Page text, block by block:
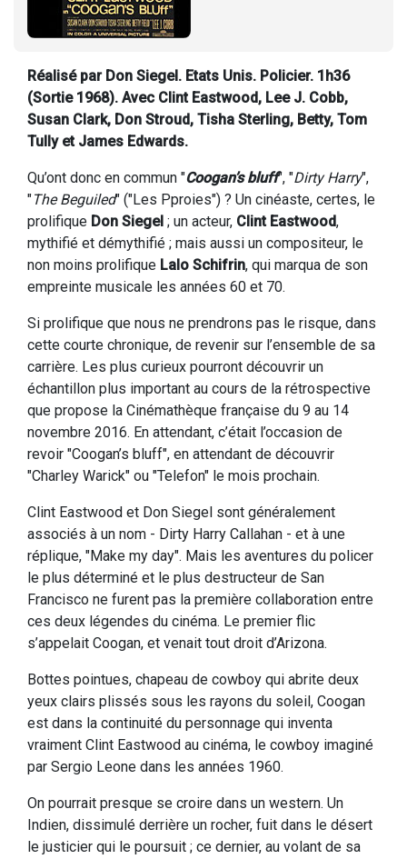
Réalisé par Don Siegel. Etats Unis. Policier. 1h36
(Sortie 1968). Avec Clint Eastwood, Lee J. Cobb,
Susan Clark, Don Stroud, Tisha Sterling, Betty, Tom
Tully et James Edwards.
Qu’ont donc en commun "Coogan’s bluff", "Dirty Harry",
"The Beguiled" ("Les Pproies") ? Un cinéaste, certes, le
prolifique Don Siegel ; un acteur, Clint Eastwood,
mythifié et démythifié ; mais aussi un compositeur, le
non moins prolifique Lalo Schifrin, qui marqua de son
empreinte musicale les années 60 et 70.
Si prolifique que nous ne prendrons pas le risque, dans
cette courte chronique, de revenir sur l’ensemble de sa
carrière. Les plus curieux pourront découvrir un
échantillon plus important au cours de la rétrospective
que propose la Cinémathèque française du 9 au 14
novembre 2016. En attendant, c’était l’occasion de
revoir "Coogan’s bluff", en attendant de découvrir
"Charley Warick" ou "Telefon" le mois prochain.
Clint Eastwood et Don Siegel sont généralement
associés à un nom - Dirty Harry Callahan - et à une
réplique, "Make my day". Mais les aventures du policer
le plus déterminé et le plus destructeur de San
Francisco ne furent pas la première collaboration entre
ces deux légendes du cinéma. Le premier flic
s’appelait Coogan, et venait tout droit d’Arizona.
Bottes pointues, chapeau de cowboy qui abrite deux
yeux clairs plissés sous les rayons du soleil, Coogan
est dans la continuité du personnage qui inventa
vraiment Clint Eastwood au cinéma, le cowboy imaginé
par Sergio Leone dans les années 1960.
On pourrait presque se croire dans un western. Un
Indien, dissimulé derrière un rocher, fuit dans le désert
le justicier qui le poursuit ; ce dernier, au volant de sa